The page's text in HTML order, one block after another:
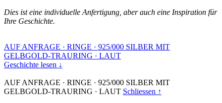
Dies ist eine individuelle Anfertigung, aber auch eine Inspiration für
Ihre Geschichte.
AUF ANFRAGE · RINGE · 925/000 SILBER MIT
GELBGOLD-TRAURING · LAUT
Geschichte lesen ↓
AUF ANFRAGE · RINGE · 925/000 SILBER MIT
GELBGOLD-TRAURING · LAUT Schliessen ↑